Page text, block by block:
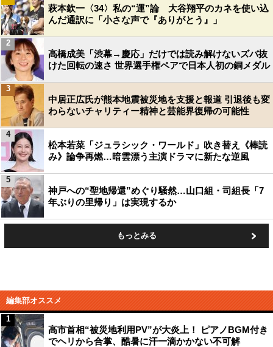
萩本欽一〈34〉私の“運”論 大谷翔平のカネを使い込
んだ通訳に「小さな声で『ありがとう』」
高橋成美「渋幕→慶応」だけでは読み解けないズバ抜
けた回転の速さ 世界選手権ペアで日本人初の銅メダル
2
中居正広氏が熊本地震被災地を支援と報道 引退後も変
わらないチャリティー精神と芸能界復帰の可能性
3
松本若菜「ジュラシック・ワールド」吹き替え《棒読
み》論争再燃…暗雲漂う主演ドラマに新たな逆風
4
神戸への“聖地帰還”めぐり騒然…山口組・司組長「7
年ぶりの里帰り」は実現するか
5
もっとみる
編集部オススメ
高市首相“被災地利用PV”が大炎上！ ピアノBGM付き
でヘリから合掌、酷暑に汗一滴かかない不可解
1